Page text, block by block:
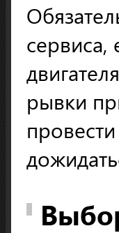
сервиса,
рывки